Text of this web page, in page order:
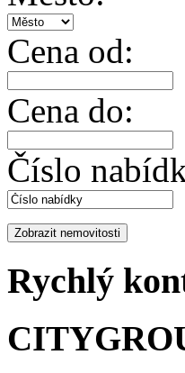
Cena od:
Cena do:
Číslo
Rychlý